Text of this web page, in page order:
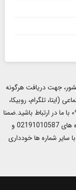
جهت دریافت هرگونه
(ایتا، تلگرام، روبیکا،
واتساپ، سروش، بله و یا شاد) با شماره ۰۹۹۶۰۹۶۸۲۹۶ با ما در ارتباط باشید.ضمنا
(کلیه تماس های این مجموعه فقط از طریق شماره های 02191010587 و
با سایر شماره ها خودداری